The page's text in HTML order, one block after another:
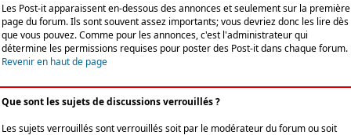
Les Post-it apparaissent en-dessous des annonces et seulement sur la première
page du forum. Ils sont souvent assez importants; vous devriez donc les lire dès
que vous pouvez. Comme pour les annonces, c'est l'administrateur qui
détermine les permissions requises pour poster des Post-it dans chaque forum.
Revenir en haut de page
Que sont les sujets de discussions verrouillés ?
Les sujets verrouillés sont verrouillés soit par le modérateur du forum ou soit